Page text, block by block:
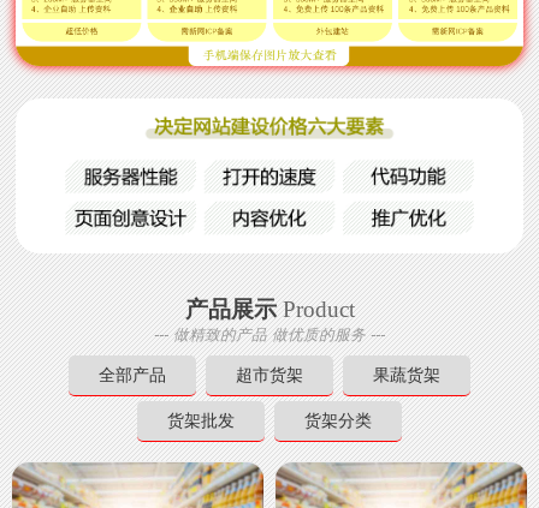
产品展示Product
--- 做精致的产品 做优质的服务 ---
全部产品 超市货架 果蔬货架
货架批发 货架分类